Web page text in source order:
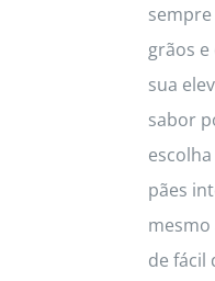
grãos
sua
sabor
pães
mesmo
de fácil